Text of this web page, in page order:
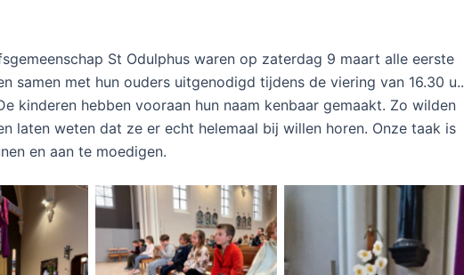
St Odulphus waren op zaterdag 9 maart alle eerste
samen met hun ouders uitgenodigd tijdens de viering van 16.30 u..
kinderen hebben vooraan hun naam kenbaar gemaakt. Zo wilden
laten weten dat ze er echt helemaal bij willen horen. Onze taak is
en aan te moedigen.